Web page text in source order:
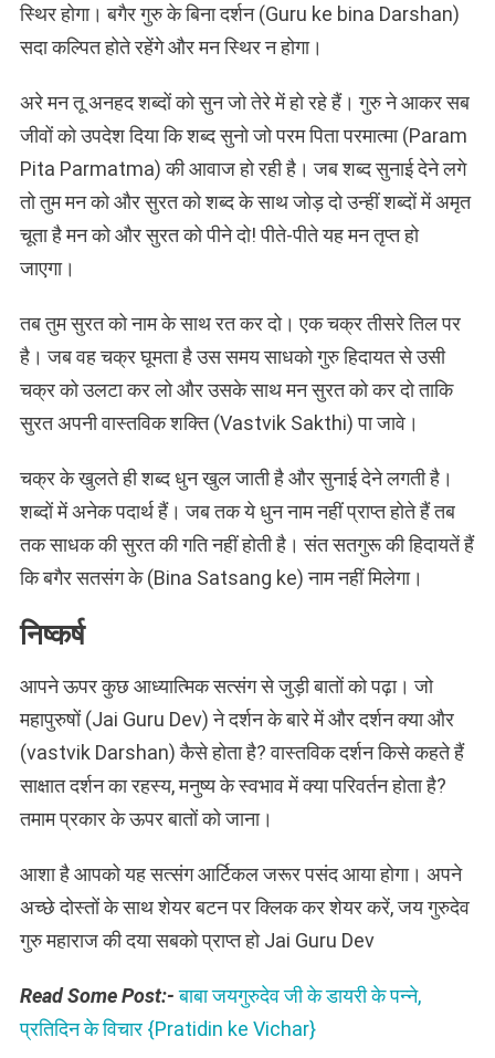
स्थिर होगा। बगैर गुरु के बिना दर्शन (Guru ke bina Darshan)
सदा कल्पित होते रहेंगे और मन स्थिर न होगा।
अरे मन तू अनहद शब्दों को सुन जो तेरे में हो रहे हैं। गुरु ने आकर सब
जीवों को उपदेश दिया कि शब्द सुनो जो परम पिता परमात्मा (Param
Pita Parmatma) की आवाज हो रही है। जब शब्द सुनाई देने लगे
तो तुम मन को और सुरत को शब्द के साथ जोड़ दो उन्हीं शब्दों में अमृत
चूता है मन को और सुरत को पीने दो! पीते-पीते यह मन तृप्त हो
जाएगा।
तब तुम सुरत को नाम के साथ रत कर दो। एक चक्र तीसरे तिल पर
है। जब वह चक्र घूमता है उस समय साधको गुरु हिदायत से उसी
चक्र को उलटा कर लो और उसके साथ मन सुरत को कर दो ताकि
सुरत अपनी वास्तविक शक्ति (Vastvik Sakthi) पा जावे।
चक्र के खुलते ही शब्द धुन खुल जाती है और सुनाई देने लगती है।
शब्दों में अनेक पदार्थ हैं। जब तक ये धुन नाम नहीं प्राप्त होते हैं तब
तक साधक की सुरत की गति नहीं होती है। संत सतगुरू की हिदायतें हैं
कि बगैर सतसंग के (Bina Satsang ke) नाम नहीं मिलेगा।
निष्कर्ष
आपने ऊपर कुछ आध्यात्मिक सत्संग से जुड़ी बातों को पढ़ा। जो
महापुरुषों (Jai Guru Dev) ने दर्शन के बारे में और दर्शन क्या और
(vastvik Darshan) कैसे होता है? वास्तविक दर्शन किसे कहते हैं
साक्षात दर्शन का रहस्य, मनुष्य के स्वभाव में क्या परिवर्तन होता है?
तमाम प्रकार के ऊपर बातों को जाना।
आशा है आपको यह सत्संग आर्टिकल जरूर पसंद आया होगा। अपने
अच्छे दोस्तों के साथ शेयर बटन पर क्लिक कर शेयर करें, जय गुरुदेव
गुरु महाराज की दया सबको प्राप्त हो Jai Guru Dev
Read Some Post:-बाबा जयगुरुदेव जी के डायरी के पन्ने,
प्रतिदिन के विचार {Pratidin ke Vichar}